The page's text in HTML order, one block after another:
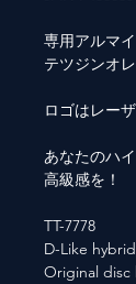
専用アルマ
テツジンオ
ロゴはレー
あなたのハ
高級感を！
TT-7778
D-Like
Original disc